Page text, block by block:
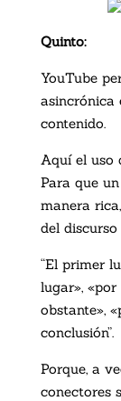
Quinto:
YouTube
asincrónica
contenido.
Aquí el uso
Para que
manera
del
“El primer
lugar», «por
obstante»,
conclusión”.
Porque, a
conectores